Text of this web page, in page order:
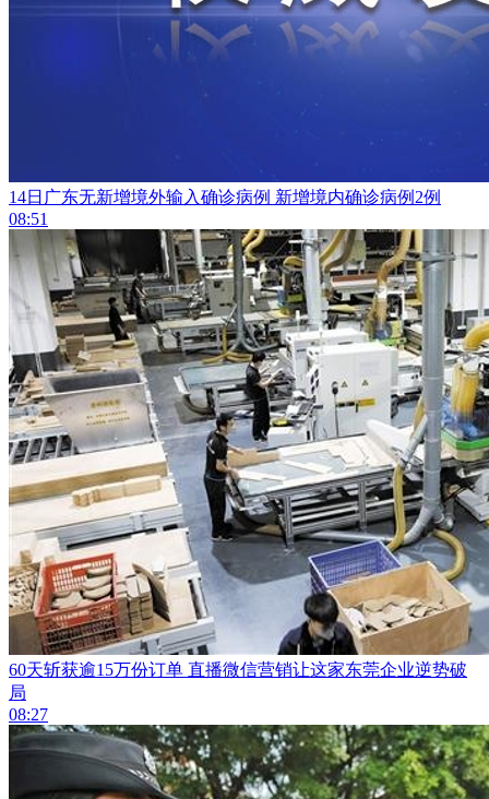
14日广东无新增境外输入确诊病例 新增境内确诊病例2例
08:51
60天斩获逾15万份订单 直播微信营销让这家东莞企业逆势破
局
08:27